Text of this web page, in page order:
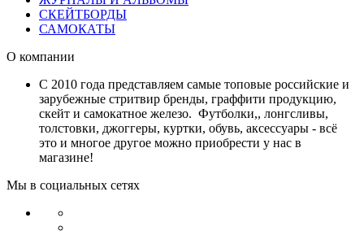
СКЕЙТБОРДЫ
САМОКАТЫ
О компании
С 2010 года представляем самые топовые российские и
зарубежные стритвир бренды, граффити продукцию,
скейт и самокатное железо. Футболки,, лонгсливы,
толстовки, джоггеры, куртки, обувь, аксессуары - всё
это и многое другое можно приобрести у нас в
магазине!
Мы в социальных сетях